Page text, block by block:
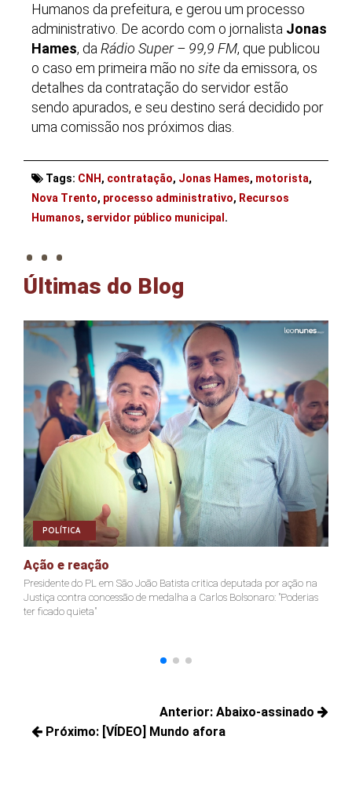
Humanos da prefeitura, e gerou um processo
administrativo. De acordo com o jornalista Jonas
Hames, da Rádio Super – 99,9 FM, que publicou
o caso em primeira mão no site da emissora, os
detalhes da contratação do servidor estão
sendo apurados, e seu destino será decidido por
uma comissão nos próximos dias.
Tags: CNH , contratação, Jonas Hames, motorista,
Nova Trento, processo administrativo, Recursos
Humanos, servidor público municipal .
. . .
Últimas do Blog
POLÍTICA
Ação e reação
Presidente do PL em São João Batista critica deputada por ação na
Justiça contra concessão de medalha a Carlos Bolsonaro: "Poderias
ter ficado quieta"
de
Anterior:
Posts
Abaixo-assinado
Próximo: [VÍDEO] Mundo afora